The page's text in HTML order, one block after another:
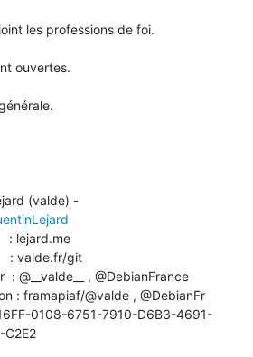
les professions de foi.
ouvertes.
C2E2